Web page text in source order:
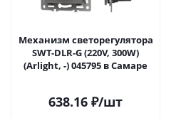
Механизм светорегулятора
SWT-DLR-G (220V, 300W)
(Arlight, -) 045795 в Самаре
638.16 ₽/шт